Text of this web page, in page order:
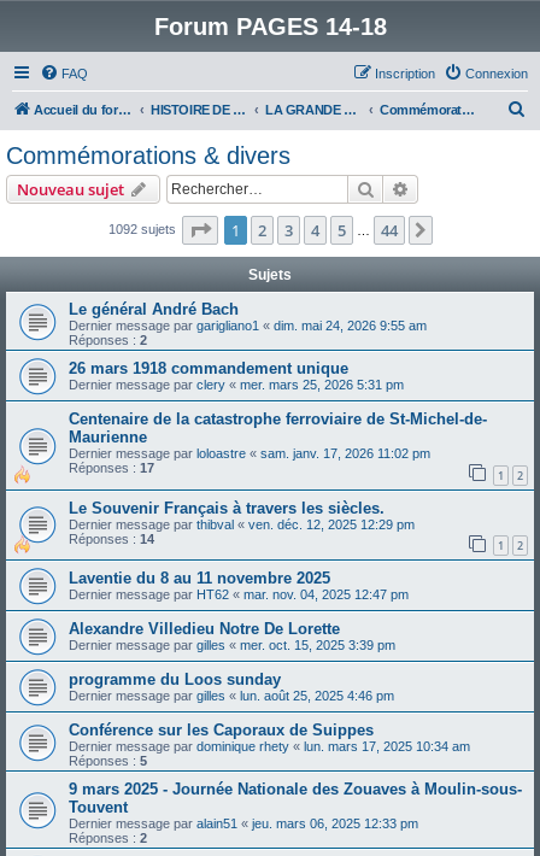
Forum PAGES 14-18
FAQ Connexion
Inscription
Accueil du forum HISTOIRE DE LA GRANDE GUERRE LA GRANDE GUERRE VUE D'AUJOURD'HUI Commémorations & divers
Commémorations & divers
Nouveau sujet Rechercher
1092 sujets Page 1sur44
1 2 3 4 5 44
Sujets
Le général André Bach
Dernier message par garigliano1 « dim. mai 24, 2026 9:55 am
Réponses : 2
26 mars 1918 commandement unique
Dernier message par clery « mer. mars 25, 2026 5:31 pm
Centenaire de la catastrophe ferroviaire de St-Michel-de-
Maurienne
Dernier message par loloastre « sam. janv. 17, 2026 11:02 pm
Réponses : 17 1 2
Le Souvenir Français à travers les siècles.
Dernier message par thibval « ven. déc. 12, 2025 12:29 pm
Réponses : 14 1 2
Laventie du 8 au 11 novembre 2025
Dernier message par HT62 « mar. nov. 04, 2025 12:47 pm
Alexandre Villedieu Notre De Lorette
Dernier message par gilles « mer. oct. 15, 2025 3:39 pm
programme du Loos sunday
Dernier message par gilles « lun. août 25, 2025 4:46 pm
Conférence sur les Caporaux de Suippes
Dernier message par dominique rhety « lun. mars 17, 2025 10:34 am
Réponses : 5
9 mars 2025 - Journée Nationale des Zouaves à Moulin-sous-
Touvent
Dernier message par alain51 « jeu. mars 06, 2025 12:33 pm
Réponses : 2